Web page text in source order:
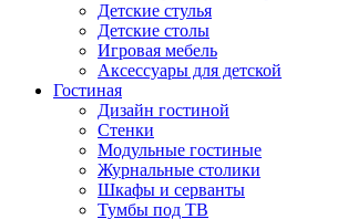
Детские стулья
Детские столы
Игровая мебель
Аксессуары для детской
Гостиная
Дизайн гостиной
Стенки
Модульные гостиные
Журнальные столики
Шкафы и серванты
Тумбы под ТВ